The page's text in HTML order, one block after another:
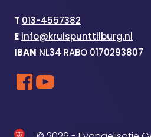
T 013-4557382
E info@kruispunttilburg.nl
IBAN NL34 RABO 0170293807